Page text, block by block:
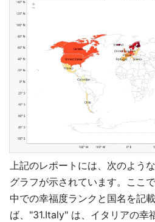
上記のレポートには、次のよう
グラフが示されています。ここ
中での幸福度ランクと国名を記
ば、"31.Italy" は、イタリアの幸